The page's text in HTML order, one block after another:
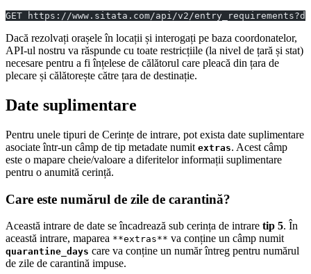
GET https://www.sitata.com/api/v2/
Dacă rezolvați orașele în locații și interogați pe baza coordonatelor,
API-ul nostru va răspunde cu toate restricțiile (la nivel de țară și stat)
necesare pentru a fi înțelese de călătorul care pleacă din țara de
plecare și călătorește către țara de destinație.
Date suplimentare
Pentru unele tipuri de Cerințe de intrare, pot exista date suplimentare
asociate într-un câmp de tip metadate numit extras. Acest câmp
este o mapare cheie/valoare a diferitelor informații suplimentare
pentru o anumită cerință.
Care este numărul de zile de carantină?
Această intrare de date se încadrează sub cerința de intrare tip 5. În
această intrare, maparea **extras** va conține un câmp numit
quarantine_days care va conține un număr întreg pentru numărul
de zile de carantină impuse.